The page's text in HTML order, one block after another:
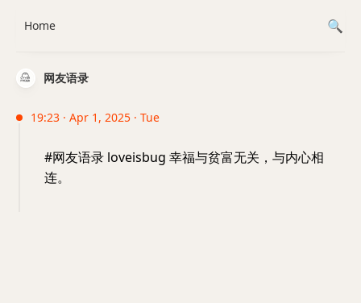
网友语录
19:23 · Apr 1, 2025 · Tue
#网友语录 loveisbug 幸福与贫富无关，与内心相
连。
Home